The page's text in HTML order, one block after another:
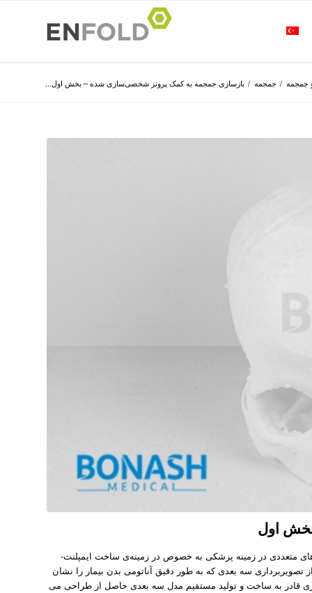
جمجمه / جمجمه / بازسازی جمجمه به کمک پروتز شخصی‌سازی شده – بخش اول...
اول
روش ساخت افزودنی (Additive manufacturing (AM)) سبب شده­ است تا پیشرفت­‌های متعددی در زمینه پزشکی به خصوص در زمینه­‌ی ساخت ایمپلنت­
سه بعدی که به ­طور دقیق آناتومی بدن بیمار را نشان
قادر به ساخت و تولید مستقیم مدل سه ­بعدی حاصل از طراحی می­‌